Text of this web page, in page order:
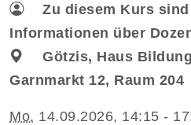
Zu diesem Kurs
Informationen über
Götzis, Haus
Garnmarkt 12, Raum 204
Mo. 14.09.2026, 14:15 -